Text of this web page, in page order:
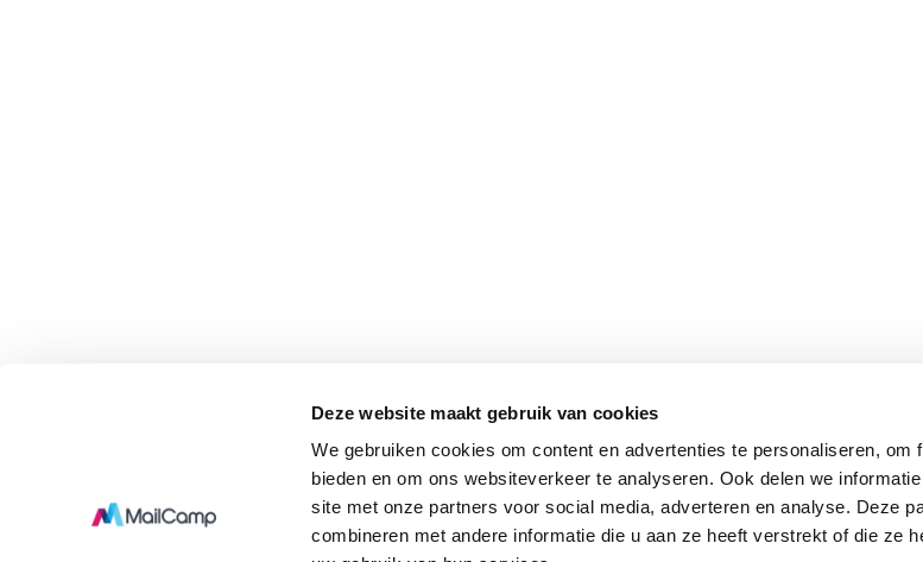
Deze website maakt gebruik van cookies
We gebruiken cookies om content en advertenties te personaliseren, om
bieden en om ons websiteverkeer te analyseren. Ook delen we
site met onze partners voor social media, adverteren en analyse. Deze
combineren met andere informatie die u aan ze heeft verstrekt of die ze